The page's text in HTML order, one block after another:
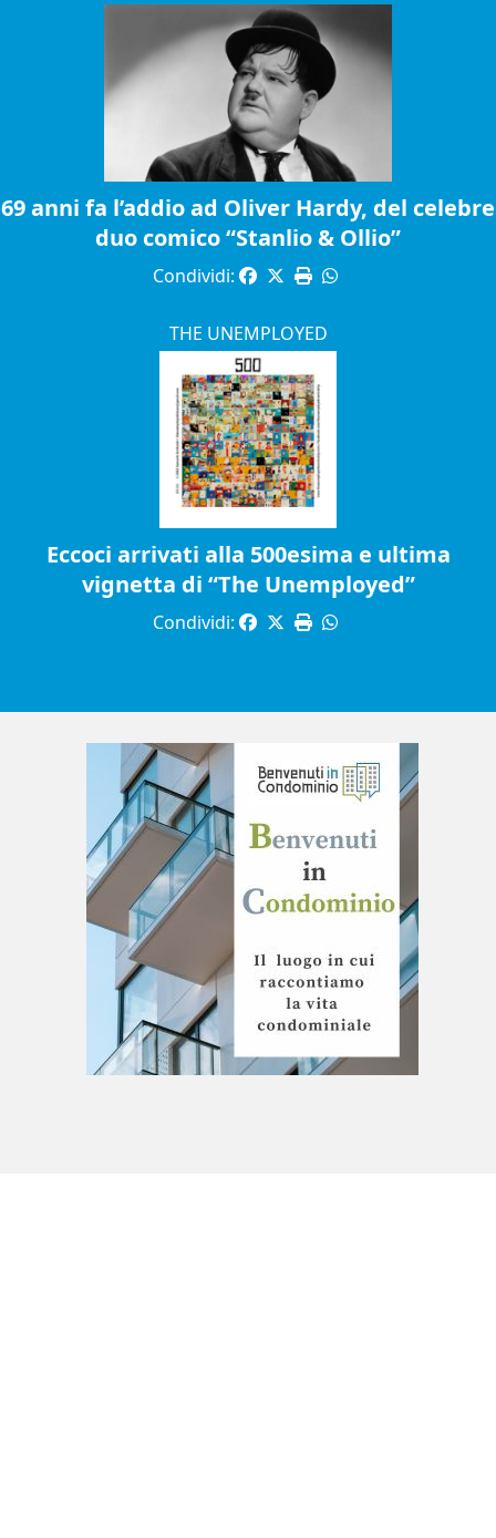
69 anni fa l’addio ad Oliver Hardy, del celebre
duo comico “Stanlio & Ollio”
Condividi:
THE UNEMPLOYED
Eccoci arrivati alla 500esima e ultima
vignetta di “The Unemployed”
Condividi: